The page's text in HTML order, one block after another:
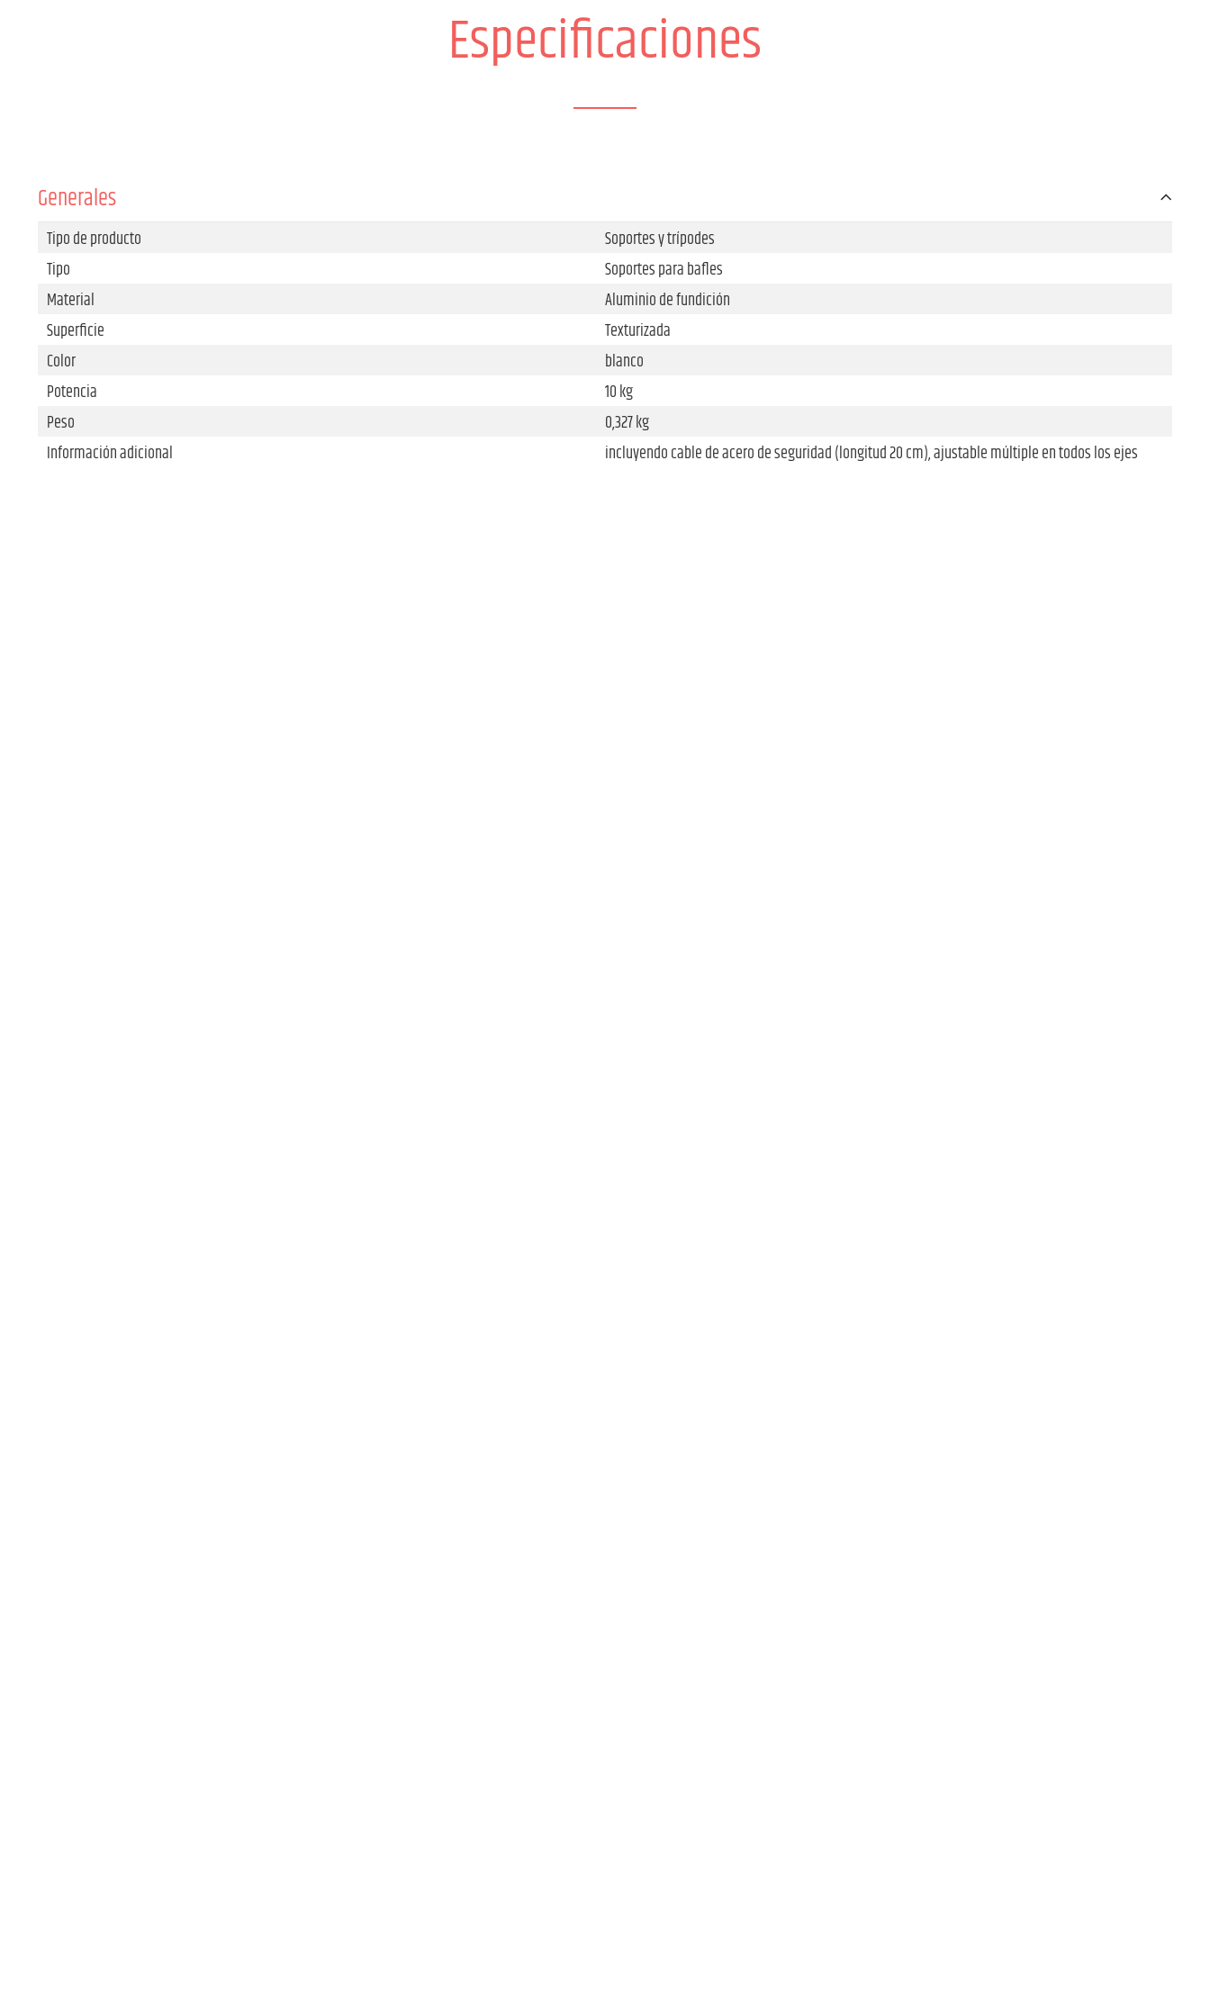
Especificaciones
Generales
Tipo de producto
Soportes y trípodes
Tipo
Soportes para bafles
Material
Aluminio de fundición
Superficie
Texturizada
Color
blanco
Potencia
10 kg
Peso
0,327 kg
Información adicional
incluyendo cable de acero de seguridad (longitud 20 cm), ajustable múltiple en todos los ejes